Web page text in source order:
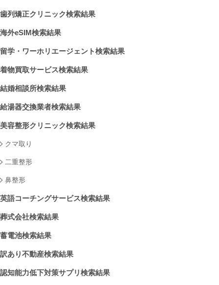
歯列矯正クリニック検索結果
海外eSIM検索結果
留学・ワーホリエージェント検索結果
着物買取サービス検索結果
結婚相談所検索結果
給湯器交換業者検索結果
美容整形クリニック検索結果
クマ取り
二重整形
鼻整形
英語コーチングサービス検索結果
葬式会社検索結果
蓄電池検索結果
訳あり不動産検索結果
認知能力低下対策サプリ検索結果